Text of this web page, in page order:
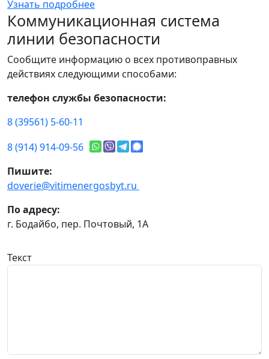
Узнать подробнее
Коммуникационная система
линии безопасности
Сообщите информацию о всех противоправных
действиях следующими способами:
телефон службы безопасности:
8 (39561) 5-60-11
8 (914) 914-09-56
Пишите:
doverie@vitimenergosbyt.ru
По адресу:
г. Бодайбо, пер. Почтовый, 1А
Текст